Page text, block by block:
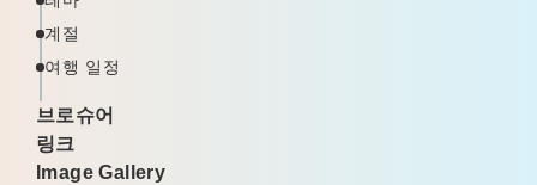
계절
여행 일정
브로슈어
링크
Image Gallery